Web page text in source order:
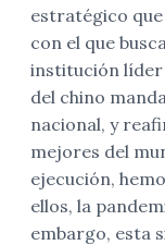
estratégico que
con el que
institución líder
del chino
nacional, y
mejores del
ejecución,
ellos, la
embargo, esta